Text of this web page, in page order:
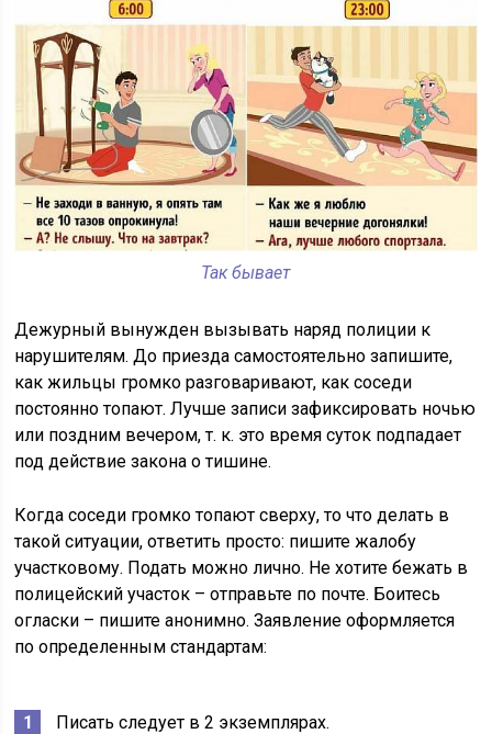
Так бывает
Дежурный вынужден вызывать наряд полиции к
нарушителям. До приезда самостоятельно запишите,
как жильцы громко разговаривают, как соседи
постоянно топают. Лучше записи зафиксировать ночью
или поздним вечером, т. к. это время суток подпадает
под действие закона о тишине.
Когда соседи громко топают сверху, то что делать в
такой ситуации, ответить просто: пишите жалобу
участковому. Подать можно лично. Не хотите бежать в
полицейский участок – отправьте по почте. Боитесь
огласки – пишите анонимно. Заявление оформляется
по определенным стандартам:
Писать следует в 2 экземплярах.